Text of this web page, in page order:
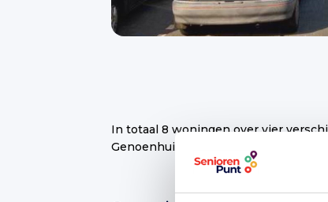
In totaal 8 woningen over vier
Genoenhuis betekent rustig wonen.